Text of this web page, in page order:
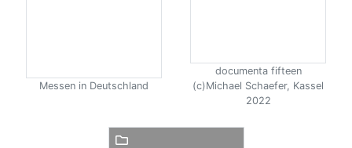
Messen in Deutschland
documenta fifteen
(c)Michael Schaefer, Kassel
2022